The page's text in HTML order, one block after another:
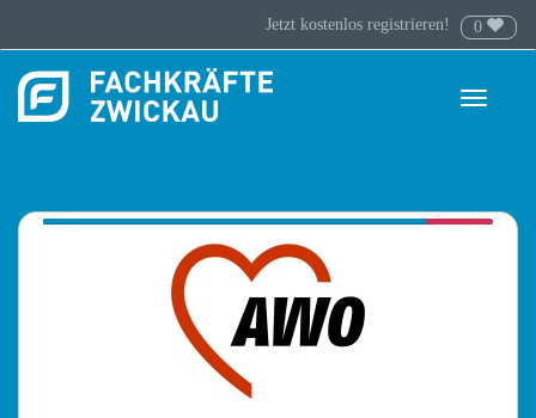
Jetzt kostenlos registrieren! 0
Toggle